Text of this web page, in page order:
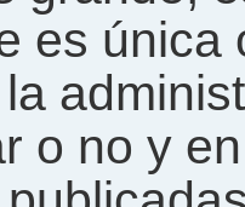
es única
o no y